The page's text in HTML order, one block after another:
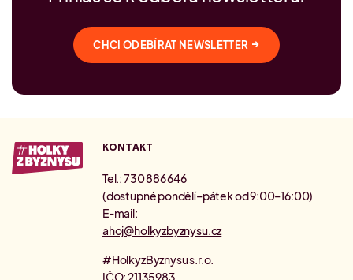
CHCI ODEBÍRAT NEWSLETTER →
KONTAKT
Tel.: 730 886 646
(dostupné pondělí–pátek od 9:00–16:00)
E-mail:
ahoj@holkyzbyznysu.cz
#HolkyzByznysu s.r.o.
IČO: 21135983